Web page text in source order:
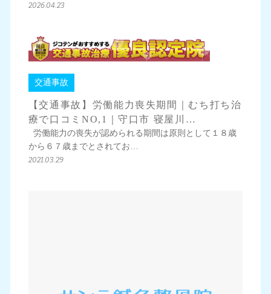
2026.04.23
交通事故
【交通事故】労働能力喪失期間｜むち打ち治
療で口コミNO,1｜守口市 寝屋川…
労働能力の喪失が認められる期間は原則として１８歳
から６７歳までとされてお…
2021.03.29